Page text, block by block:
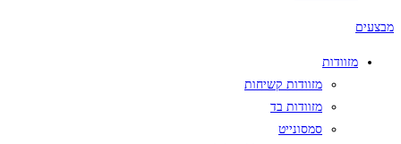
מבצעים
מזוודות
מזוודות קשיחות
מזוודות בד
סמסונייט